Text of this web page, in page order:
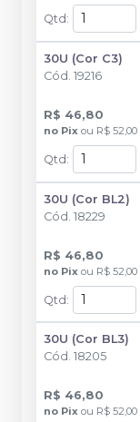
Qtd :
30U (Cor C3)
Cód. 19216
R$ 46,80
no Pix ou R$ 52,00
Qtd :
30U (Cor BL2)
Cód. 18229
R$ 46,80
no Pix ou R$ 52,00
Qtd:
30U (Cor BL3)
Cód. 18205
R$ 46,80
no Pix ou R$ 52,00